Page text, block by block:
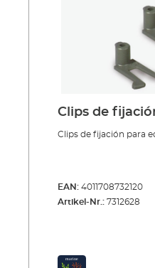
Clips de
Clips de fijación para
EAN: 4011708732120
Artikel-Nr.: 7312628